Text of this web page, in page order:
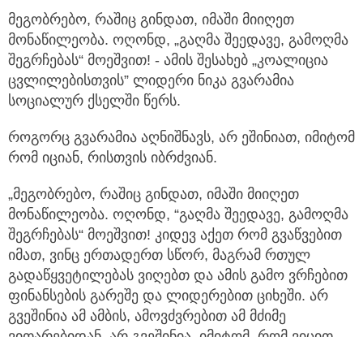
მეგობრებო, რაშიც გინდათ, იმაში მიიღეთ
მონაწილეობა. ოღონდ, „გაღმა შეედავე, გამოღმა
შეგრჩებას“ მოეშვით! - ამის შესახებ „კოალიცია
ცვლილებისთვის” ლიდერი ნიკა გვარამია
სოციალურ ქსელში წერს.
როგორც გვარამია აღნიშნავს, არ ეშინიათ, იმიტომ
რომ იციან, რისთვის იბრძვიან.
„მეგობრებო, რაშიც გინდათ, იმაში მიიღეთ
მონაწილეობა. ოღონდ, “გაღმა შეედავე, გამოღმა
შეგრჩებას“ მოეშვით! კიდევ აქეთ რომ გვაწვებით
იმათ, ვინც ერთადერთ სწორ, მაგრამ რთულ
გადაწყვეტილებას ვიღებთ და ამის გამო ვრჩებით
ფინანსების გარეშე და ლიდერებით ციხეში. არ
გვეშინია ამ ამბის, ამოვძვრებით ამ მძიმე